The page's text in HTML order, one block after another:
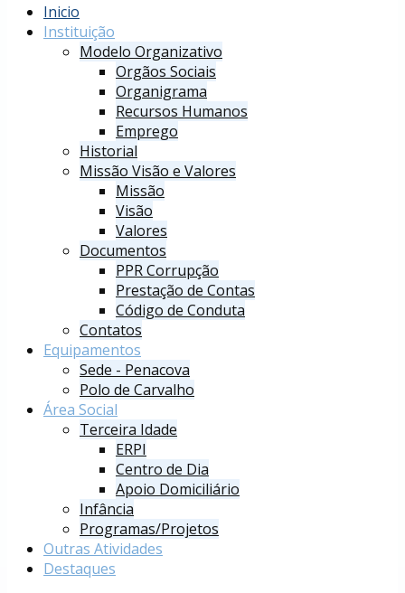
Inicio
Instituição
Modelo Organizativo
Orgãos Sociais
Organigrama
Recursos Humanos
Emprego
Historial
Missão Visão e Valores
Missão
Visão
Valores
Documentos
PPR Corrupção
Prestação de Contas
Código de Conduta
Contatos
Equipamentos
Sede - Penacova
Polo de Carvalho
Área Social
Terceira Idade
ERPI
Centro de Dia
Apoio Domiciliário
Infância
Programas/Projetos
Outras Atividades
Destaques